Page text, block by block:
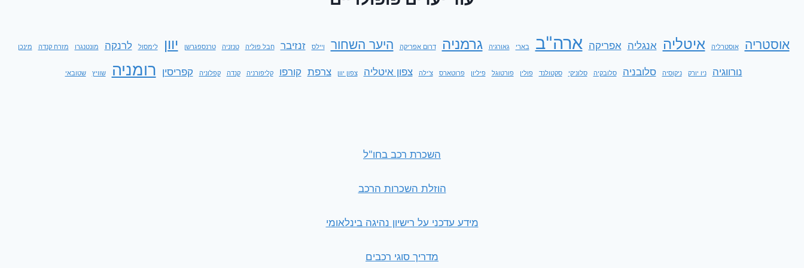
אוסטריה אוסטרליה איטליה אנגליה אפריקה ארה"ב בארי גאורגיה גרמניה דרום אפריקה היער השחור ויילס זנזיבר חבל פוליה טנזניה טרנספגרשן יוון לימסול לרנקה מונטנגרו מזרח קנדה מינכן
נורווגיה ניו יורק ניקוסיה סלובניה סלובקיה סלוניקי סקטולנד פולין פורטוגל פיליון פרוטארס צ'ילה צפון איטליה צפון יוון צרפת קורפו קליפורניה קנדה קפלוניה קפריסין רומניה שוויץ שטובאי
השכרת רכב בחו"ל
הוזלת השכרות הרכב
מידע עדכני על רישיון נהיגה בינלאומי
מדריך סוגי רכבים